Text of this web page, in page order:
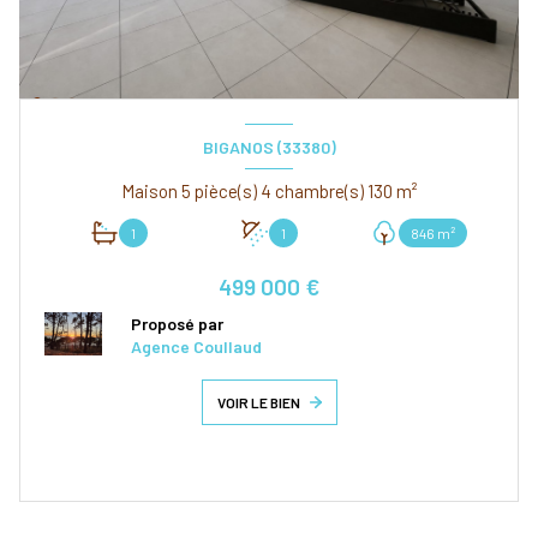
BIGANOS (33380)
Maison 5 pièce(s) 4 chambre(s) 130 m²
1 1 846 m²
499 000 €
Proposé par
Agence Coullaud
VOIR LE BIEN